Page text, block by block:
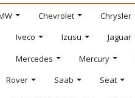
Chevrolet Chrysler
Iveco Izusu Jaguar
Mercedes Mercury
Rover Saab Seat